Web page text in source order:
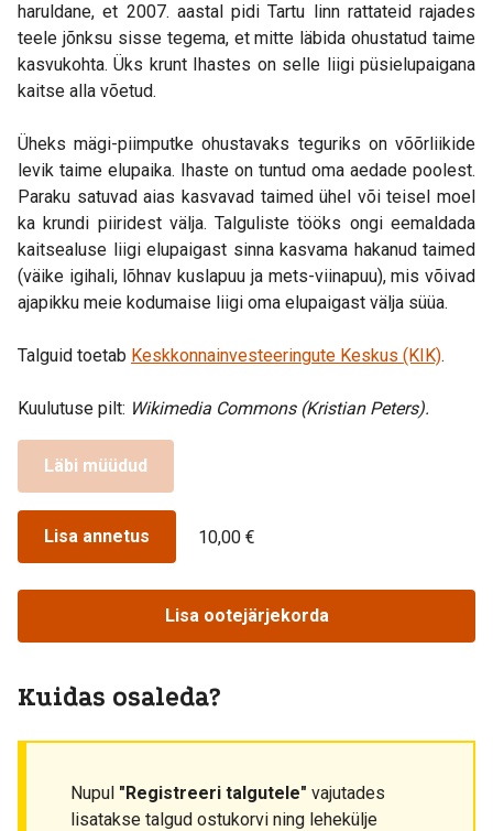
haruldane, et 2007. aastal pidi Tartu linn rattateid rajades
teele jõnksu sisse tegema, et mitte läbida ohustatud taime
kasvukohta. Üks krunt Ihastes on selle liigi püsielupaigana
kaitse alla võetud.
Üheks mägi-piimputke ohustavaks teguriks on võõrliikide
levik taime elupaika. Ihaste on tuntud oma aedade poolest.
Paraku satuvad aias kasvavad taimed ühel või teisel moel
ka krundi piiridest välja. Talguliste tööks ongi eemaldada
kaitsealuse liigi elupaigast sinna kasvama hakanud taimed
(väike igihali, lõhnav kuslapuu ja mets-viinapuu), mis võivad
ajapikku meie kodumaise liigi oma elupaigast välja süüa.
Talguid toetab Keskkonnainvesteeringute Keskus (KIK).
Kuulutuse pilt: Wikimedia Commons (Kristian Peters).
Läbi müüdud
Lisa annetus 10,00 €
Lisa ootejärjekorda
Kuidas osaleda?
Nupul "Registreeri talgutele" vajutades
lisatakse talgud ostukorvi ning lehekülje